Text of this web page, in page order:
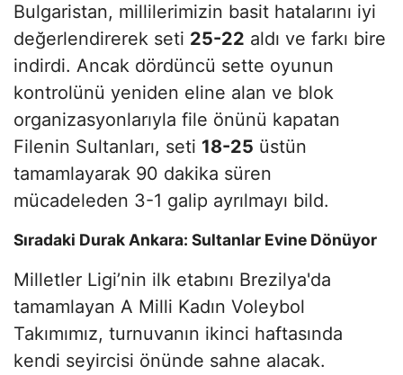
Bulgaristan, millilerimizin basit hatalarını iyi
değerlendirerek seti 25-22 aldı ve farkı bire
indirdi. Ancak dördüncü sette oyunun
kontrolünü yeniden eline alan ve blok
organizasyonlarıyla file önünü kapatan
Filenin Sultanları, seti 18-25 üstün
tamamlayarak 90 dakika süren
mücadeleden 3-1 galip ayrılmayı bild.
​Sıradaki Durak Ankara: Sultanlar Evine Dönüyor
​Milletler Ligi’nin ilk etabını Brezilya'da
tamamlayan A Milli Kadın Voleybol
Takımımız, turnuvanın ikinci haftasında
kendi seyircisi önünde sahne alacak.